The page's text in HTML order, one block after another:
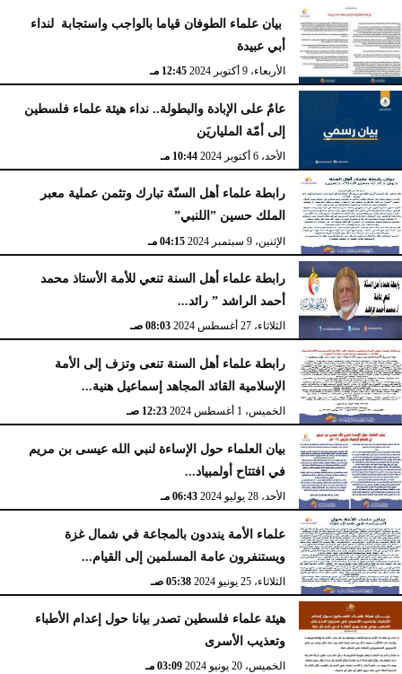
بيان علماء الطوفان قياما بالواجب واستجابة لنداء
أبي عبيدة
الأربعاء، 9 أكتوبر 2024 12:45 مـ
عامٌ على الإبادة والبطولة.. نداء هيئة علماء فلسطين
إلى أمّة الملياريَن
الأحد، 6 أكتوبر 2024 10:44 مـ
رابطة علماء أهل السنّة تبارك وتثمن عملية معبر
الملك حسين ”اللنبي”
الإثنين، 9 سبتمبر 2024 04:15 مـ
رابطة علماء أهل السنة تنعي للأمة الأستاذ محمد
أحمد الراشد ” رائد...
الثلاثاء، 27 أغسطس 2024 08:03 صـ
رابطة علماء أهل السنة تنعى وتزف إلى الأمة
الإسلامية القائد المجاهد إسماعيل هنية...
الخميس، 1 أغسطس 2024 12:23 صـ
بيان العلماء حول الإساءة لنبي الله عيسى بن مريم
في افتتاح أولمبياد...
الأحد، 28 يوليو 2024 06:43 مـ
علماء الأمة ينددون بالمجاعة في شمال غزة
ويستنفرون عامة المسلمين إلى القيام...
الثلاثاء، 25 يونيو 2024 05:38 صـ
هيئة علماء فلسطين تصدر بيانا حول إعدام الأطباء
وتعذيب الأسرى
الخميس، 20 يونيو 2024 03:09 مـ